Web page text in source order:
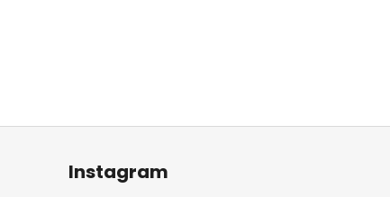
Instagram